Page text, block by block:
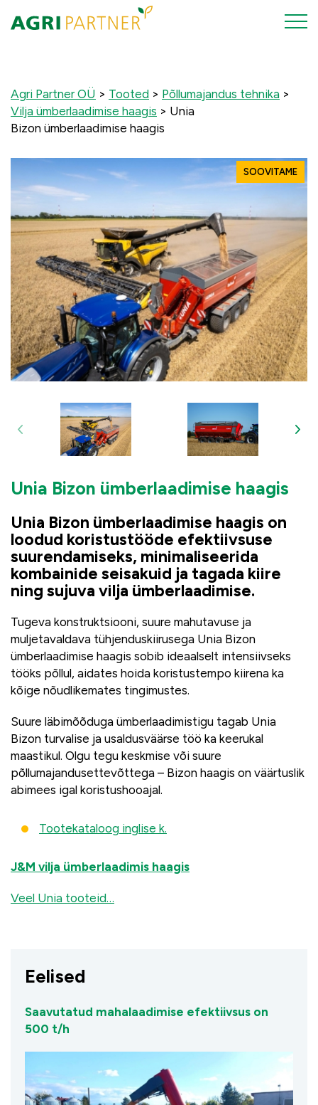
Agri Partner OÜ > Tooted > Põllumajandus tehnika >
Vilja ümberlaadimise haagis > Unia
Bizon ümberlaadimise haagis
Unia Bizon ümberlaadimise haagis
Unia Bizon ümberlaadimise haagis on
loodud koristustööde efektiivsuse
suurendamiseks, minimaliseerida
kombainide seisakuid ja tagada kiire
ning sujuva vilja ümberlaadimise.
Tugeva konstruktsiooni, suure mahutavuse ja
muljetavaldava tühjenduskiirusega Unia Bizon
ümberlaadimise haagis sobib ideaalselt intensiivseks
tööks põllul, aidates hoida koristustempo kiirena ka
kõige nõudlikemates tingimustes.
Suure läbimõõduga ümberlaadimistigu tagab Unia
Bizon turvalise ja usaldusväärse töö ka keerukal
maastikul. Olgu tegu keskmise või suure
põllumajandusettevõttega – Bizon haagis on väärtuslik
abimees igal koristushooajal.
Tootekataloog inglise k.
SOOVITAME
J&M vilja ümberlaadimis haagis
Veel Unia tooteid…
Eelised
Saavutatud mahalaadimise efektiivsus on
500 t/h